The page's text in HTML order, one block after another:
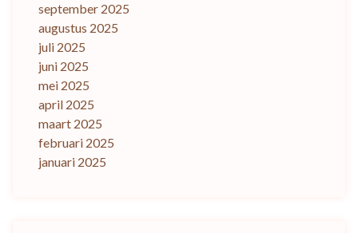
september 2025
augustus 2025
juli 2025
juni 2025
mei 2025
april 2025
maart 2025
februari 2025
januari 2025